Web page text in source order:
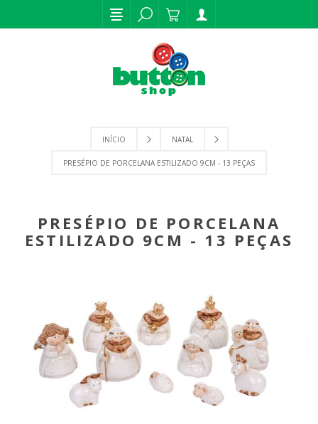
INÍCIO NATAL
PRESÉPIO DE PORCELANA ESTILIZADO 9CM - 13 PEÇAS
PRESÉPIO DE PORCELANA
ESTILIZADO 9CM - 13 PEÇAS